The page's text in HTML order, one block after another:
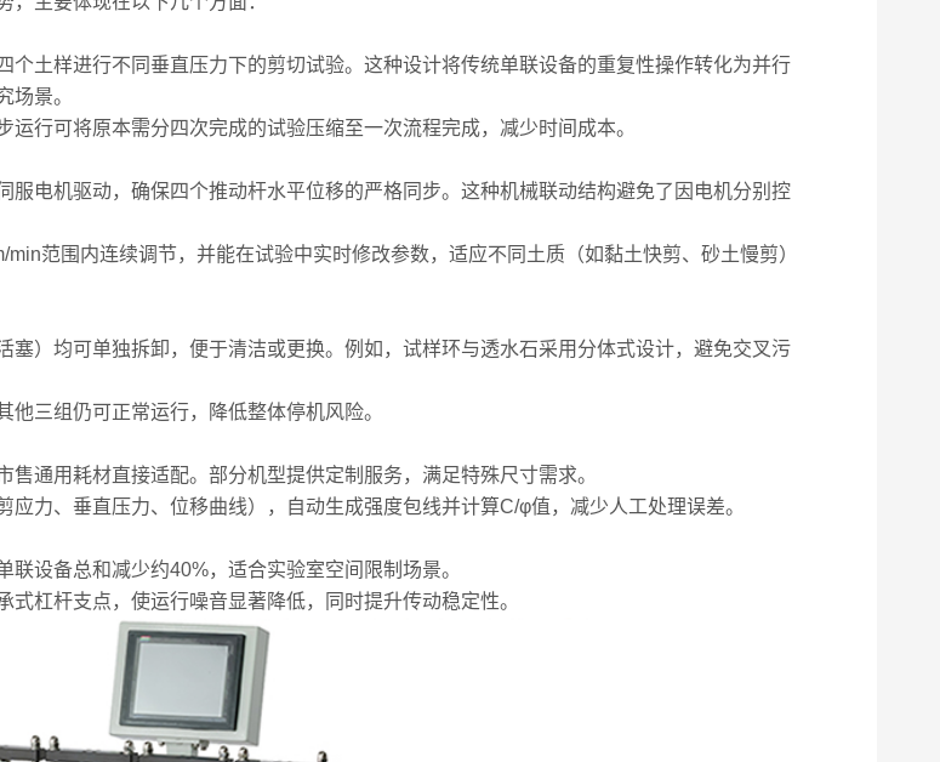
土样进行不同垂直压力下的剪切试验。这种设计将传统单联设备的重复性操作转化为并行
场景。
可将原本需分四次完成的试验压缩至一次流程完成，减少时间成本。
电机驱动，确保四个推动杆水平位移的严格同步。这种机械联动结构避免了因电机分别控
范围内连续调节，并能在试验中实时修改参数，适应不同土质（如黏土快剪、砂土慢剪）
）均可单独拆卸，便于清洁或更换。例如，试样环与透水石采用分体式设计，避免交叉污
三组仍可正常运行，降低整体停机风险。
用耗材直接适配。部分机型提供定制服务，满足特殊尺寸需求。
、垂直压力、位移曲线），自动生成强度包线并计算C/φ值，减少人工处理误差。
设备总和减少约40%，适合实验室空间限制场景。
杆支点，使运行噪音显著降低，同时提升传动稳定性。